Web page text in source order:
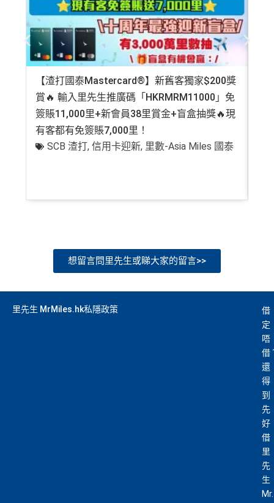
【渣打國泰Mastercard®】新舊客獨家$200獎
賞🔥 輸入里先生推廣碼「HKRMRM11000」免
簽賬11,000里+新會員38里賞金+盲盒抽獎🔥現
有客都有免簽賬7,000里！
SCB 渣打,信用卡迎新, 里數-Asia Miles 國泰
想留言問里先生或睇大家的留言>>
里先生 MrMiles.hk私隱政策
借
定
唔
借
還
得
到
先
好
借
里
先
生
Mr.